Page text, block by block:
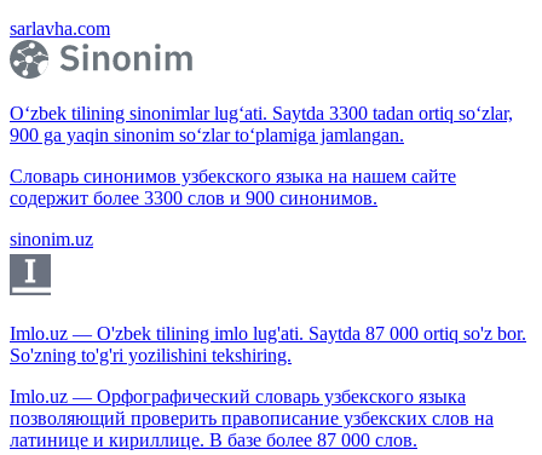
sarlavha.com
O‘zbek tilining sinonimlar lug‘ati. Saytda 3300 tadan ortiq so‘zlar,
900 ga yaqin sinonim so‘zlar to‘plamiga jamlangan.
Словарь синонимов узбекского языка на нашем сайте
содержит более 3300 слов и 900 синонимов.
sinonim.uz
Imlo.uz — O'zbek tilining imlo lug'ati. Saytda 87 000 ortiq so'z bor.
So'zning to'g'ri yozilishini tekshiring.
Imlo.uz — Орфографический словарь узбекского языка
позволяющий проверить правописание узбекских слов на
латинице и кириллице. В базе более 87 000 слов.